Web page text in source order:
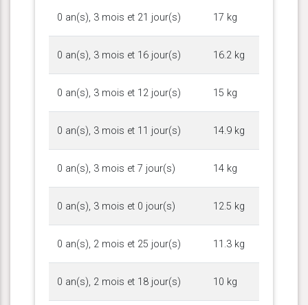
0 an(s), 3 mois et 21 jour(s) 17 kg
0 an(s), 3 mois et 16 jour(s) 16.2 kg
0 an(s), 3 mois et 12 jour(s) 15 kg
0 an(s), 3 mois et 11 jour(s) 14.9 kg
0 an(s), 3 mois et 7 jour(s) 14 kg
0 an(s), 3 mois et 0 jour(s) 12.5 kg
0 an(s), 2 mois et 25 jour(s) 11.3 kg
0 an(s), 2 mois et 18 jour(s) 10 kg